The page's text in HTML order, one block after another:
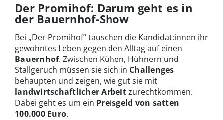
Der Promihof: Darum geht es in
der Bauernhof-Show
Bei „Der Promihof“ tauschen die Kandidat:innen ihr
gewohntes Leben gegen den Alltag auf einen
Bauernhof. Zwischen Kühen, Hühnern und
Stallgeruch müssen sie sich in Challenges
behaupten und zeigen, wie gut sie mit
landwirtschaftlicher Arbeitzurechtkommen.
Dabei geht es um ein Preisgeld von satten
100.000 Euro.